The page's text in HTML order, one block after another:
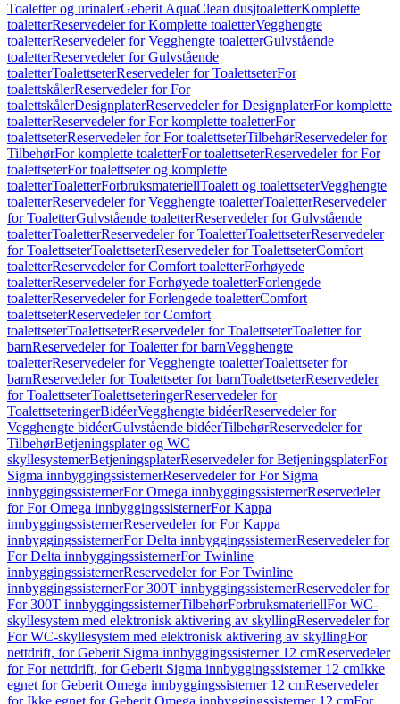
Toaletter og urinalerGeberit AquaClean dusjtoaletterKomplette
toaletterReservedeler for Komplette toaletterVegghengte
toaletterReservedeler for Vegghengte toaletterGulvstående
toaletterReservedeler for Gulvstående
toaletterToalettseterReservedeler for ToalettseterFor
toalettskålerReservedeler for For
toalettskålerDesignplaterReservedeler for DesignplaterFor komplette
toaletterReservedeler for For komplette toaletterFor
toalettseterReservedeler for For toalettseterTilbehørReservedeler for
TilbehørFor komplette toaletterFor toalettseterReservedeler for For
toalettseterFor toalettseter og komplette
toaletterToaletterForbruksmateriellToalett og toalettseterVegghengte
toaletterReservedeler for Vegghengte toaletterToaletterReservedeler
for ToaletterGulvstående toaletterReservedeler for Gulvstående
toaletterToaletterReservedeler for ToaletterToalettseterReservedeler
for ToalettseterToalettseterReservedeler for ToalettseterComfort
toaletterReservedeler for Comfort toaletterForhøyede
toaletterReservedeler for Forhøyede toaletterForlengede
toaletterReservedeler for Forlengede toaletterComfort
toalettseterReservedeler for Comfort
toalettseterToalettseterReservedeler for ToalettseterToaletter for
barnReservedeler for Toaletter for barnVegghengte
toaletterReservedeler for Vegghengte toaletterToalettseter for
barnReservedeler for Toalettseter for barnToalettseterReservedeler
for ToalettseterToalettseteringerReservedeler for
ToalettseteringerBidéerVegghengte bidéerReservedeler for
Vegghengte bidéerGulvstående bidéerTilbehørReservedeler for
TilbehørBetjeningsplater og WC
skyllesystemerBetjeningsplaterReservedeler for BetjeningsplaterFor
Sigma innbyggingssisternerReservedeler for For Sigma
innbyggingssisternerFor Omega innbyggingssisternerReservedeler
for For Omega innbyggingssisternerFor Kappa
innbyggingssisternerReservedeler for For Kappa
innbyggingssisternerFor Delta innbyggingssisternerReservedeler for
For Delta innbyggingssisternerFor Twinline
innbyggingssisternerReservedeler for For Twinline
innbyggingssisternerFor 300T innbyggingssisternerReservedeler for
For 300T innbyggingssisternerTilbehørForbruksmateriellFor WC-
skyllesystem med elektronisk aktivering av skyllingReservedeler for
For WC-skyllesystem med elektronisk aktivering av skyllingFor
nettdrift, for Geberit Sigma innbyggingssisterner 12 cmReservedeler
for For nettdrift, for Geberit Sigma innbyggingssisterner 12 cmIkke
egnet for Geberit Omega innbyggingssisterner 12 cmReservedeler
for Ikke egnet for Geberit Omega innbyggingssisterner 12 cmFor